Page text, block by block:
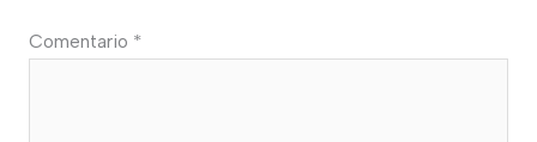
Comentario *